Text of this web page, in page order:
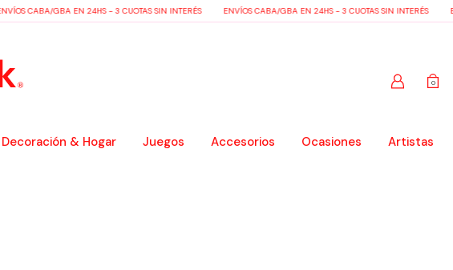
CABA/GBA EN 24HS - 3 CUOTAS SIN INTERÉS ENVÍOS CABA/GBA EN 24HS - 3 CUOTAS SIN INTERÉS
0
Decoración & Hogar Juegos Accesorios Ocasiones Artistas